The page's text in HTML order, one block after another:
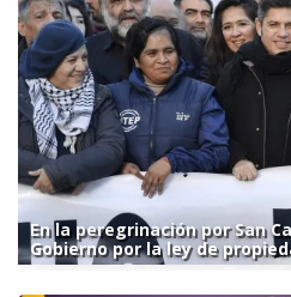
En la peregrinación por San
Gobierno por la ley de